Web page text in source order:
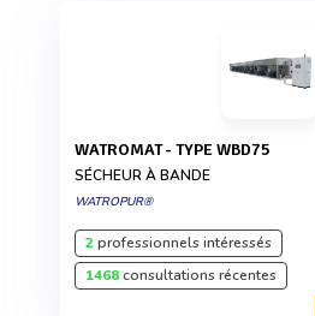
WATROMAT - TYPE WBD75
SÉCHEUR À BANDE
WATROPUR®
2professionnels intéressés
1468consultations récentes